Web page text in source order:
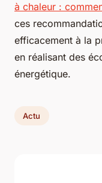
à chaleur :
ces
efficacement à la
en réalisant des
énergétique.
Actu